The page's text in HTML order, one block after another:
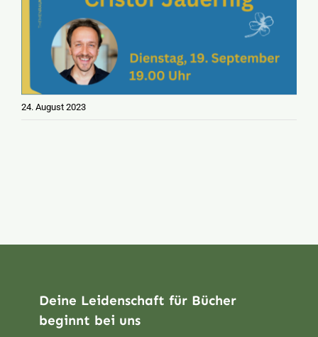
24. August 2023
Deine Leidenschaft für Bücher
beginnt bei uns